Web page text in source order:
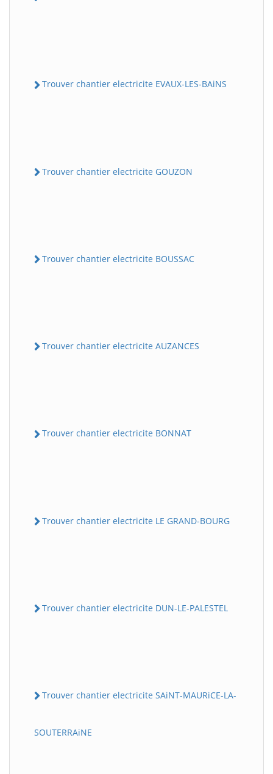
Trouver chantier electricite EVAUX-LES-BAiNS
Trouver chantier electricite GOUZON
Trouver chantier electricite BOUSSAC
Trouver chantier electricite AUZANCES
Trouver chantier electricite BONNAT
Trouver chantier electricite LE GRAND-BOURG
Trouver chantier electricite DUN-LE-PALESTEL
Trouver chantier electricite SAiNT-MAURiCE-LA-
SOUTERRAiNE